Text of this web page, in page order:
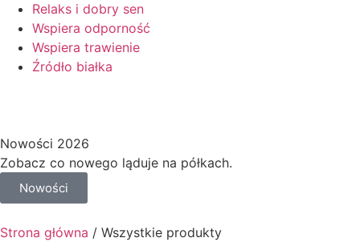
Relaks i dobry sen
Wspiera odporność
Wspiera trawienie
Źródło białka
Nowości 2026
Zobacz co nowego ląduje na półkach.
Nowości
Strona główna / Wszystkie produkty